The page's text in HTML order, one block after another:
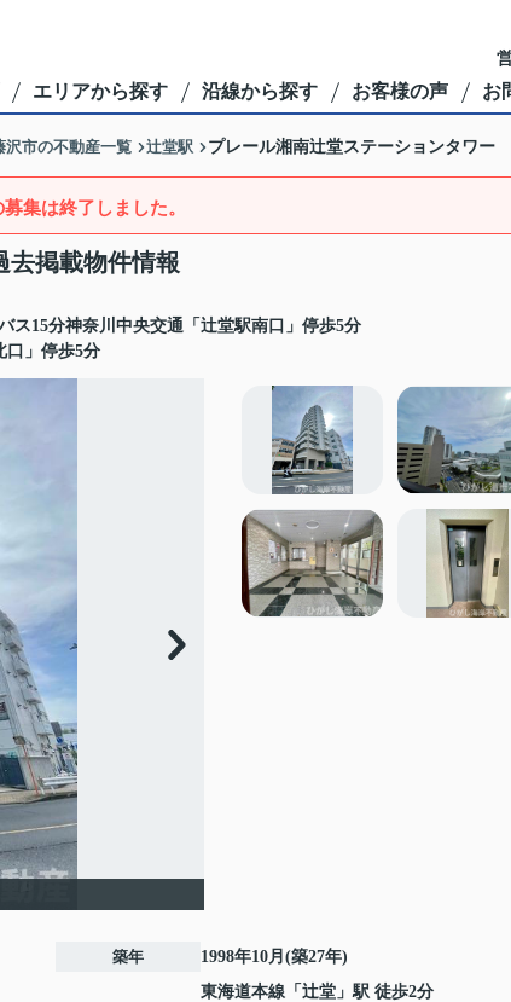
エリアから探す 沿線から探す お客様の声 お
沢市の不動産一覧 辻堂駅 プレール湘南辻堂ステーションタワー
集は終了しました。
去掲載物件情報
ス15分神奈川中央交通「辻堂駅南口」停歩5分
口」停歩5分
築年 1998年10月(築27年)
東海道本線 「 辻堂 」駅 徒歩2分